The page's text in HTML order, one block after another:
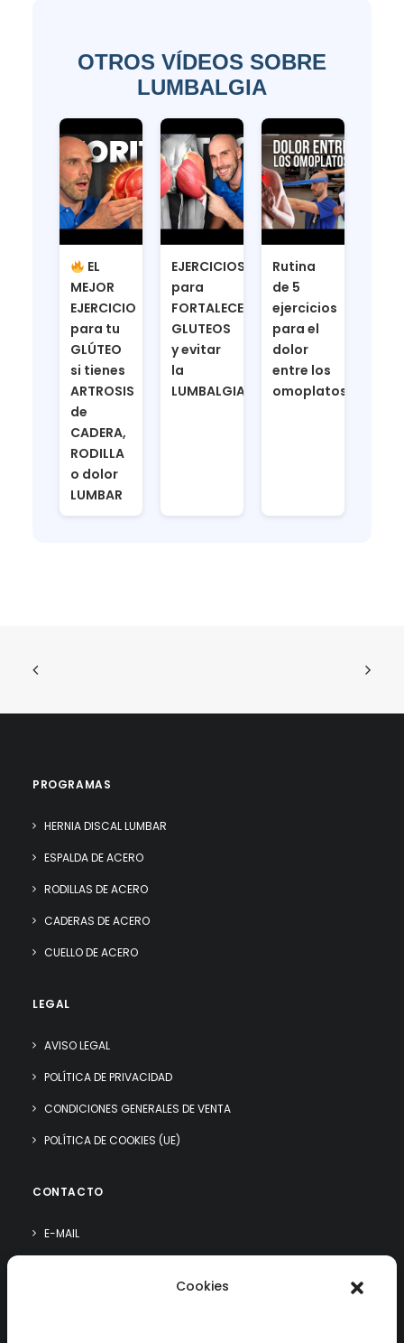
Cookies
OTROS VÍDEOS SOBRE
LUMBALGIA
EL
MEJOR
EJERCICIO
para tu
GLÚTEO
si tienes
ARTROSIS
de
CADERA,
RODILLA
o dolor
LUMBAR
EJERCICIOS
para
FORTALECER
GLUTEOS
y evitar
la
LUMBALGIA
Rutina
de 5
ejercicios
para el
dolor
entre los
omoplatos
PROGRAMAS
HERNIA DISCAL LUMBAR
ESPALDA DE ACERO
RODILLAS DE ACERO
CADERAS DE ACERO
CUELLO DE ACERO
LEGAL
AVISO LEGAL
POLÍTICA DE PRIVACIDAD
CONDICIONES GENERALES DE VENTA
POLÍTICA DE COOKIES (UE)
CONTACTO
E-MAIL